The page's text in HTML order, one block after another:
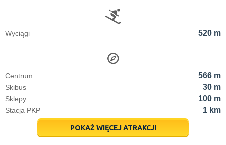
520 m
Wyciągi
566 m
Centrum
30 m
Skibus
100 m
Sklepy
1 km
Stacja PKP
POKAŻ WIĘCEJ ATRAKCJI